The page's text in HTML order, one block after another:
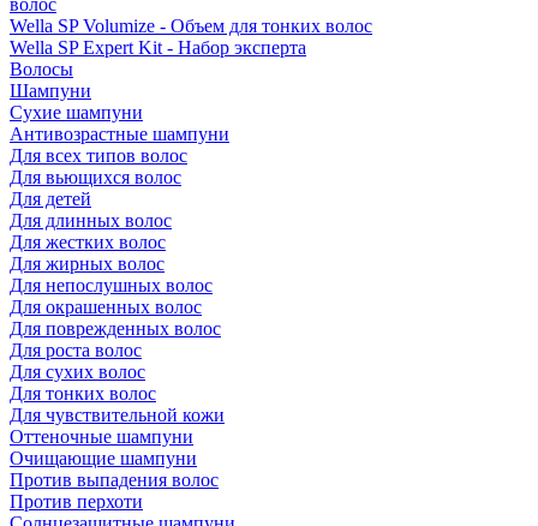
волос
Wella SP Volumize - Объем для тонких волос
Wella SP Expert Kit - Набор эксперта
Волосы
Шампуни
Сухие шампуни
Антивозрастные шампуни
Для всех типов волос
Для вьющихся волос
Для детей
Для длинных волос
Для жестких волос
Для жирных волос
Для непослушных волос
Для окрашенных волос
Для поврежденных волос
Для роста волос
Для сухих волос
Для тонких волос
Для чувствительной кожи
Оттеночные шампуни
Очищающие шампуни
Против выпадения волос
Против перхоти